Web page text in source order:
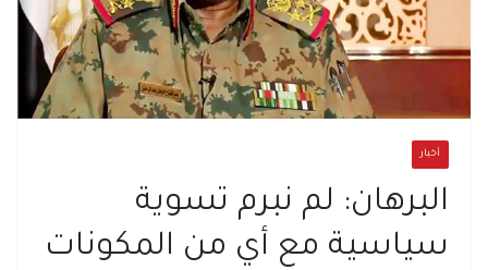
أخبار
البرهان: لم نبرم تسوية
سياسية مع أي من المكونات